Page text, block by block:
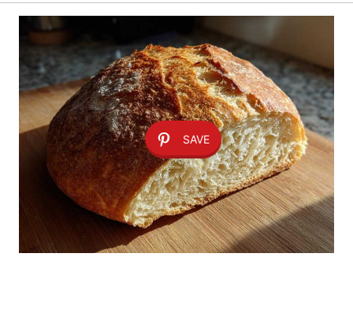
SAVE